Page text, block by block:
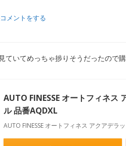
コメントをする
ていてめっちゃ捗りそうだったので購
AUTO FINESSE オートフィネス
ル 品番AQDXL
AUTO FINESSE オートフィネス アクアデラ